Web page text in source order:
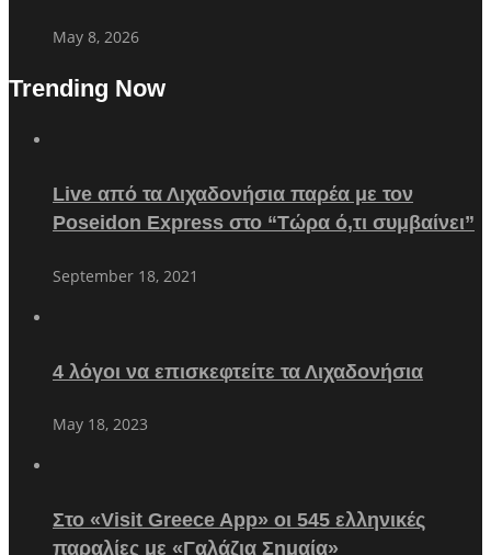
May 8, 2026
Trending Now
Live από τα Λιχαδονήσια παρέα με τον
Poseidon Express στο “Τώρα ό,τι συμβαίνει”
September 18, 2021
4 λόγοι να επισκεφτείτε τα Λιχαδονήσια
May 18, 2023
Στο «Visit Greece App» οι 545 ελληνικές
παραλίες με «Γαλάζια Σημαία»